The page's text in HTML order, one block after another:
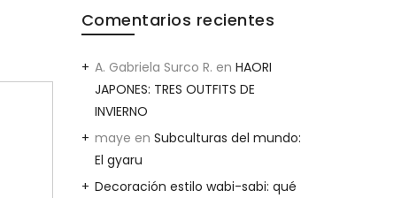
Comentarios recientes
A. Gabriela Surco R. en HAORI
JAPONES: TRES OUTFITS DE
INVIERNO
maye en Subculturas del mundo:
El gyaru
Decoración estilo wabi-sabi: qué